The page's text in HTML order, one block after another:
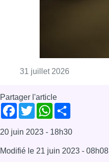
31 juillet 2026
Partager l'article
Facebook
TwitterWhatsApp
20 juin 2023 - 18h30
Modifié le 21 juin 2023 - 08h08